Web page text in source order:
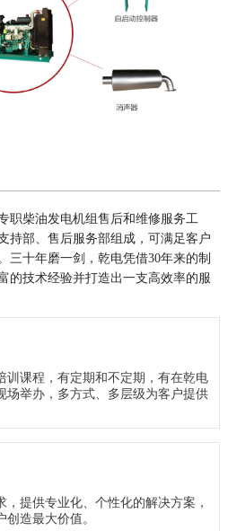
职柴油发电机组售后和维修服务工
持部、售后服务部组成，可满足客户
三十年磨一剑，乾电凭借30年来的制
的技术经验并打造出一支高效率的服
训课程，有定期和不定期，有在乾电
场举办，多方式、多层级为客户提供
提供专业化、个性化的解决方案，
造最大价值。